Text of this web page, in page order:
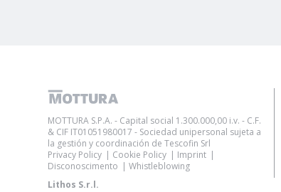
MOTTURA S.P.A. - Capital social 1.300.000,00 i.v. - C.F.
& CIF IT01051980017 - Sociedad unipersonal sujeta a
la gestión y coordinación de Tescofin Srl
Privacy Policy
Cookie Policy
Imprint
Disconoscimento
Whistleblowing
Lithos S.r.l.